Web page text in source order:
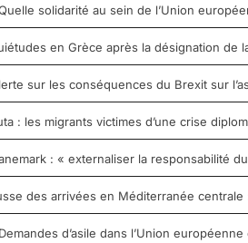
solidarité au sein de l’Union
en Grèce après la désignation de
sur les conséquences du Brexit sur
: les migrants victimes d’une crise
: « externaliser la responsabilité
des arrivées en Méditerranée centrale
Demandes d’asile dans l’Union